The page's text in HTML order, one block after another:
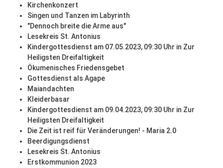
Kirchenkonzert
Singen und Tanzen im Labyrinth
"Dennoch breite die Arme aus"
Lesekreis St. Antonius
Kindergottesdienst am 07.05.2023, 09:30 Uhr in Zur
Heiligsten Dreifaltigkeit
Ökumenisches Friedensgebet
Gottesdienst als Agape
Maiandachten
Kleiderbasar
Kindergottesdienst am 09.04.2023, 09:30 Uhr in Zur
Heiligsten Dreifaltigkeit
Die Zeit ist reif für Veränderungen! - Maria 2.0
Beerdigungsdienst
Lesekreis St. Antonius
Erstkommunion 2023